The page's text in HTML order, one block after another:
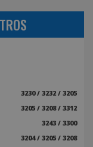
3230 / 3232 / 3205
3205 / 3208 / 3312
3243 / 3300
3204 / 3205 / 3208